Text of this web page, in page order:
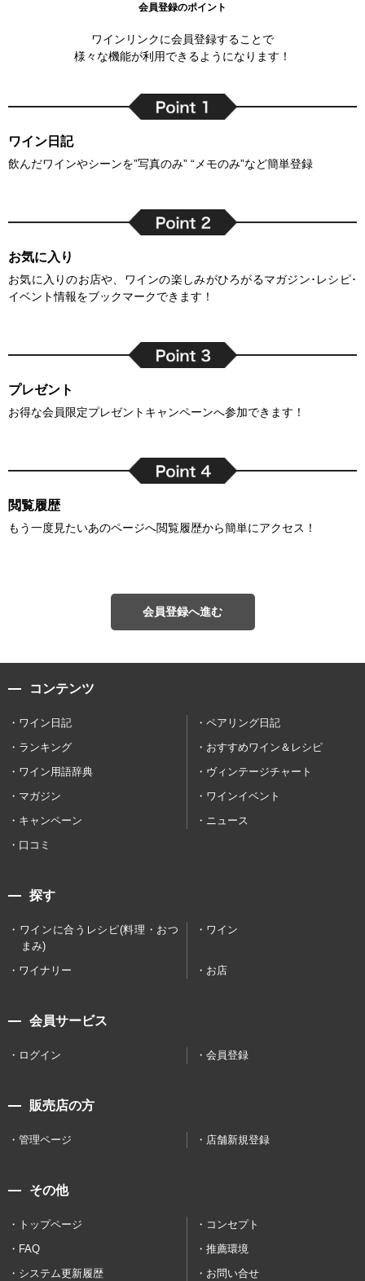
会員登録のポイント
ワインリンクに会員登録することで
様々な機能が利用できるようになります！
ワイン日記
飲んだワインやシーンを”写真のみ” “メモのみ”など簡単登録
お気に入り
お気に入りのお店や、ワインの楽しみがひろがるマガジン･レシピ･
イベント情報をブックマークできます！
プレゼント
お得な会員限定プレゼントキャンペーンへ参加できます！
閲覧履歴
もう一度見たいあのページへ閲覧履歴から簡単にアクセス！
会員登録へ進む
コンテンツ
ワイン日記
ペアリング日記
ランキング
おすすめワイン＆レシピ
ワイン用語辞典
ヴィンテージチャート
マガジン
ワインイベント
キャンペーン
ニュース
口コミ
探す
ワインに合うレシピ(料理・おつ
まみ)
ワイン
ワイナリー お店
会員サービス
ログイン 会員登録
販売店の方
管理ページ 店舗新規登録
その他
トップページ
コンセプト
FAQ
推薦環境
システム更新履歴
お問い合せ